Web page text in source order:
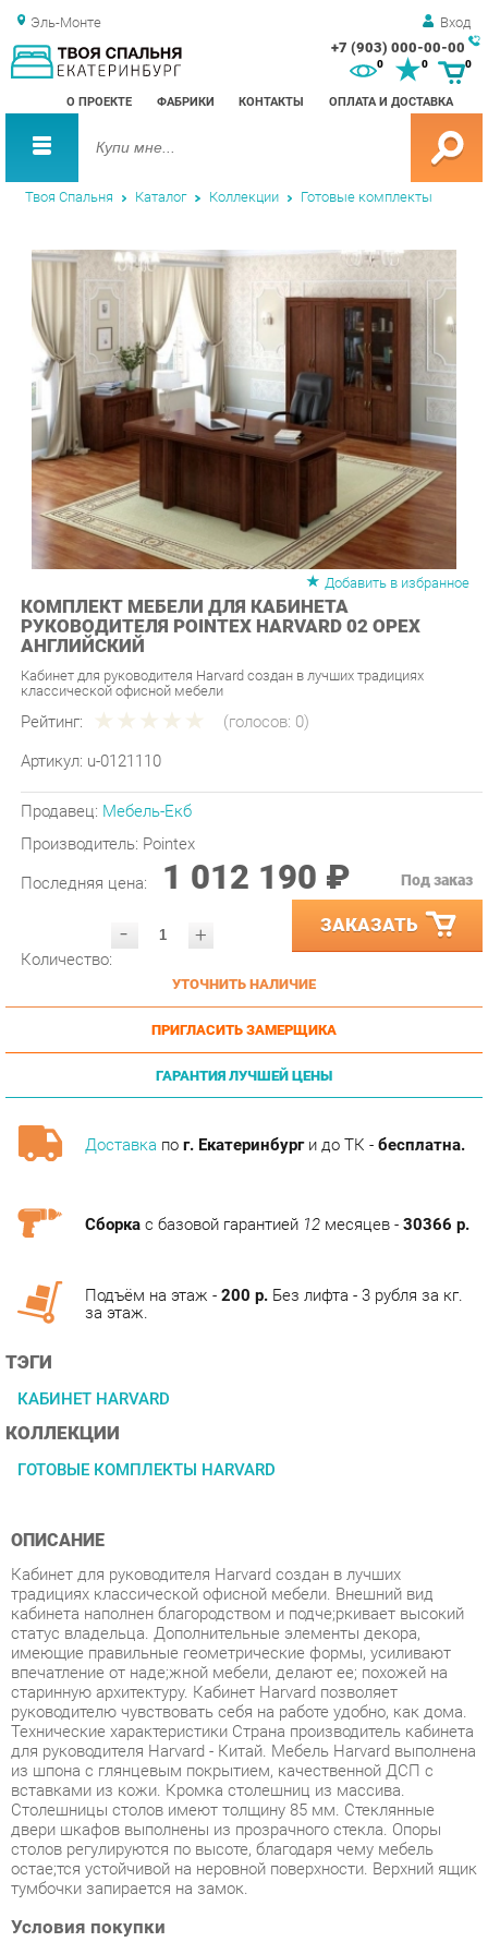
Эль-Монте Вход
+7 (903) 000-00-00
О ПРОЕКТЕ ФАБРИКИ КОНТАКТЫ ОПЛАТА И ДОСТАВКА
0 0
Твоя Спальня Каталог Коллекции Готовые комплекты
Добавить в избранное
КОМПЛЕКТ МЕБЕЛИ ДЛЯ КАБИНЕТА
РУКОВОДИТЕЛЯ POINTEX HARVARD 02 ОРЕХ
АНГЛИЙСКИЙ
Кабинет для руководителя Harvard создан в лучших традициях
Рейтинг: (голосов:
Артикул: u-0121110
Производитель:Pointex
Последняя цена: 1 012 190 ₽
- ЗАКАЗАТЬ
УТОЧНИТЬ НАЛИЧИЕ
ПРИГЛАСИТЬ ЗАМЕРЩИКА
ГАРАНТИЯ ЛУЧШЕЙ ЦЕНЫ
Доставкапог. Екатеринбурги до ТК -бесплатна.
ТЭГИ
ГОТОВЫЕ КОМПЛЕКТЫ HARVARD
ОПИСАНИЕ
традициях классической офисной мебели. Внешний вид
кабинета наполнен благородством и подчe;ркивает высокий
статус владельца. Дополнительные элементы декора,
имеющие правильные геометрические формы, усиливают
впечатление от надe;жной мебели, делают еe; похожей на
старинную архитектуру. Кабинет Harvard позволяет
руководителю чувствовать себя на работе удобно, как дома.
Технические характеристики Страна производитель кабинета
для руководителя Harvard - Китай. Мебель Harvard выполнена
из шпона с глянцевым покрытием, качественной ДСП с
вставками из кожи. Кромка столешниц из массива.
Столешницы столов имеют толщину 85 мм. Стеклянные
двери шкафов выполнены из прозрачного стекла. Опоры
столов регулируются по высоте, благодаря чему мебель
остаe;тся устойчивой на неровной поверхности. Верхний ящик
тумбочки запирается на замок.
Условия покупки
Благодаря качественным фото, исчерпывающей информации
покупателей маркетплэйса «Спальни-Екатеринбург» купить
товар «Комплект мебели для кабинета руководителя